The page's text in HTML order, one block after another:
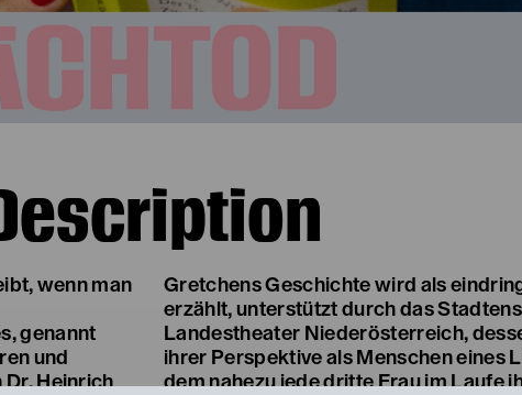
wenn man
genannt
und
Heinrich
Gretchens Geschichte wird als
erzählt, unterstützt durch das
Landestheater Niederösterreich,
ihrer Perspektive als Menschen eines
dem nahezu jede dritte Frau im Laufe